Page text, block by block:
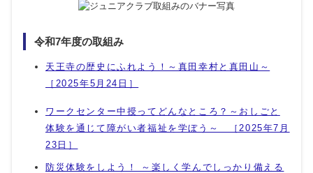
令和7年度の取組み
天王寺の歴史にふれよう！～真田幸村と真田山～
［2025年5月24日］
ワークセンター中授ってどんなところ？～おしごと
体験を通じて障がい者福祉を学ぼう～ ［2025年7月
23日］
防災体験をしよう！ ～楽しく学んでしっかり備える